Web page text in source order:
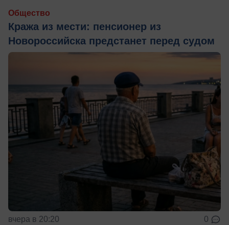
Общество
Кража из мести: пенсионер из
Новороссийска предстанет перед судом
вчера в 20:20 0